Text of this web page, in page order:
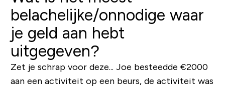
belachelijke/onnodige waar
je geld aan hebt
uitgegeven?
Zet je schrap voor deze... Joe besteedde €2000
aan een activiteit op een beurs, de activiteit was